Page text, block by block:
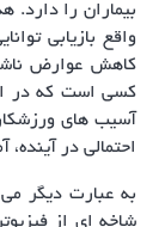
بیماران را دارد.
واقع بازیابی
کاهش عوارض
کسی است که در
آسیب های
احتمالی در
به عبارت دیگر
شاخه ای از